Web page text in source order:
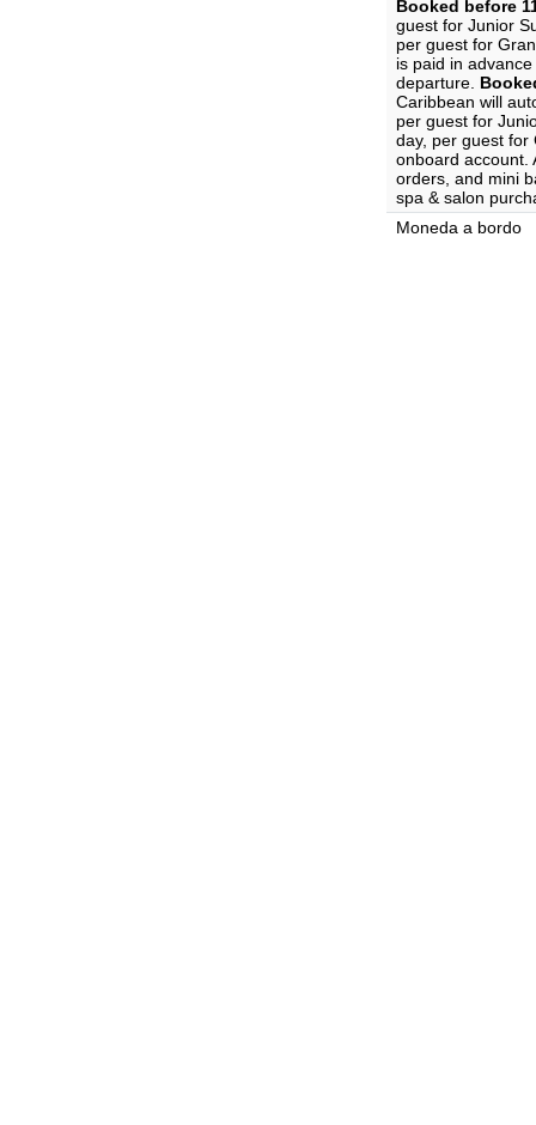
Booked before
guest for Junior
per guest for
is paid in
departure.
Caribbean will
per guest for
day, per guest for
onboard account.
orders, and mini
spa & salon
Moneda a bordo